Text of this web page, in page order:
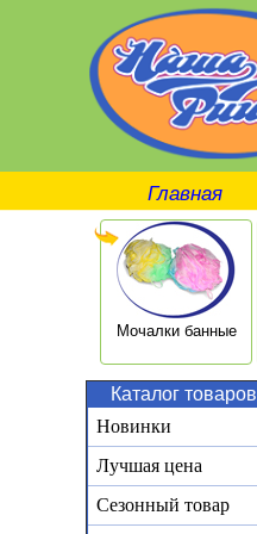
Главная
Мочалки банные
Каталог товаров
Новинки
Лучшая цена
Сезонный товар